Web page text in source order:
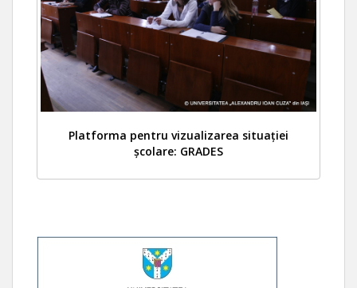
Platforma pentru vizualizarea situației
școlare: GRADES